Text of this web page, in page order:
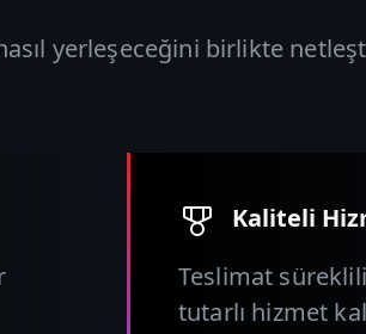
yerleşeceğini birlikte
Kaliteli
Teslimat
tutarlı hizmet